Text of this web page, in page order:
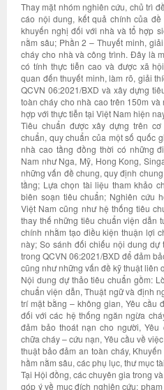
Thay mặt nhóm nghiên cứu, chủ trì
cáo nội dung, kết quả chính của
khuyến nghị đối với nhà và tổ hợp
nằm sâu; Phần 2 – Thuyết minh,
cháy cho nhà và công trình. Đây là
có tính thực tiễn cao và được xã
quan đến thuyết minh, làm rõ, giải
QCVN 06:2021/BXD và xây dựng
toàn cháy cho nhà cao trên 150m
hợp với thực tiễn tại Việt Nam hiện
Tiêu chuẩn được xây dựng trên
chuẩn, quy chuẩn của một số quốc
nhà cao tầng đồng thời có những
Nam như Nga, Mỹ, Hong Kong,
những vấn đề chung, quy định
tầng; Lựa chọn tài liệu tham khảo
biên soạn tiêu chuẩn; Nghiên cứu
Việt Nam cũng như hệ thống tiêu
thay thế những tiêu chuẩn viện dẫn
chính nhằm tạo điều kiện thuận lợi
này; So sánh đối chiếu nội dung dự
trong QCVN 06:2021/BXD để đảm
cũng như những vấn đề kỹ thuật liên
Nội dung dự thảo tiêu chuẩn gồm:
chuẩn viện dẫn, Thuật ngữ và định
trí mặt bằng – không gian, Yêu cầu
đối với các hệ thống ngăn ngừa
đảm bảo thoát nạn cho người,
chữa cháy – cứu nạn, Yêu cầu về
thuật bảo đảm an toàn cháy,
hầm nằm sâu, các phụ lục, thư mục
Tại Hội đồng, các chuyên gia trong
góp ý về mục đích nghiên cứu;